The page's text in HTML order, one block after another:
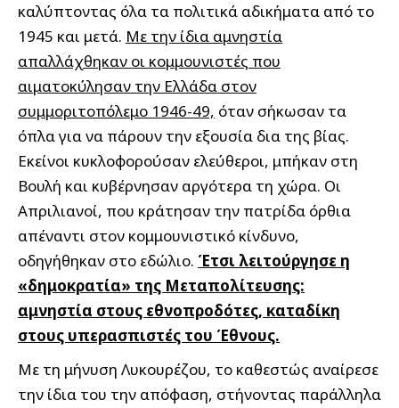
καλύπτοντας όλα τα πολιτικά αδικήματα από το
1945 και μετά. Με την ίδια αμνηστία
απαλλάχθηκαν οι κομμουνιστές που
αιματοκύλησαν την Ελλάδα στον
συμμοριτοπόλεμο 1946-49, όταν σήκωσαν τα
όπλα για να πάρουν την εξουσία δια της βίας.
Εκείνοι κυκλοφορούσαν ελεύθεροι, μπήκαν στη
Βουλή και κυβέρνησαν αργότερα τη χώρα. Οι
Απριλιανοί, που κράτησαν την πατρίδα όρθια
απέναντι στον κομμουνιστικό κίνδυνο,
οδηγήθηκαν στο εδώλιο. Έτσι λειτούργησε η
«δημοκρατία» της Μεταπολίτευσης:
αμνηστία στους εθνοπροδότες, καταδίκη
στους υπερασπιστές του Έθνους.
Με τη μήνυση Λυκουρέζου, το καθεστώς αναίρεσε
την ίδια του την απόφαση, στήνοντας παράλληλα